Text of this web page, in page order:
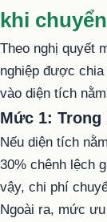
khi
Theo nghị quyết
nghiệp được
vào diện tích
Mức 1:
Nếu diện tích
30% chênh lệch
vậy, chi phí
Ngoài ra, mức